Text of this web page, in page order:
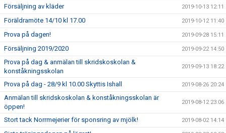
Försäljning av kläder 2019-10-13 12:11
Föräldramöte 14/10 kl 17.00 2019-10-12 11:40
Prova på dagen! 2019-09-28 15:11
Försäljning 2019/2020 2019-09-22 14:50
Prova på dag & anmälan till skridskoskolan &
konståkningsskolan
2019-09-13 18:22
Prova på dag - 28/9 kl 10.00 Skyttis Ishall 2019-08-26 20:24
Anmälan till skridskoskolan & konståkningsskolan är
öppen!
2019-08-12 23:06
Stort tack Norrmejerier för sponsring av mjölk! 2019-08-02 14:14